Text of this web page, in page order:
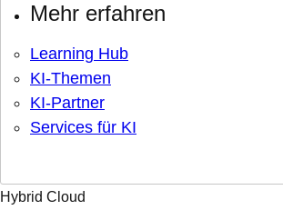
Mehr erfahren
Learning Hub
KI-Themen
KI-Partner
Services für KI
Hybrid Cloud